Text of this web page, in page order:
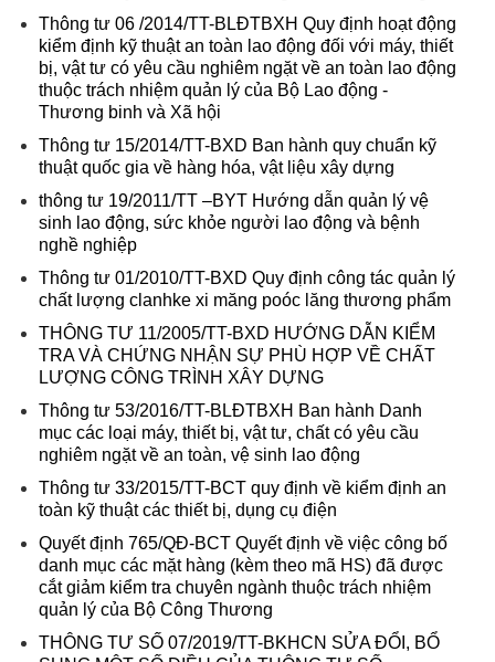
Thông tư 06 /2014/TT-BLĐTBXH Quy định hoạt động
kiểm định kỹ thuật an toàn lao động đối với máy, thiết
bị, vật tư có yêu cầu nghiêm ngặt về an toàn lao động
thuộc trách nhiệm quản lý của Bộ Lao động -
Thương binh và Xã hội
Thông tư 15/2014/TT-BXD Ban hành quy chuẩn kỹ
thuật quốc gia về hàng hóa, vật liệu xây dựng
thông tư 19/2011/TT –BYT Hướng dẫn quản lý vệ
sinh lao động, sức khỏe người lao động và bệnh
nghề nghiệp
Thông tư 01/2010/TT-BXD Quy định công tác quản lý
chất lượng clanhke xi măng poóc lăng thương phẩm
THÔNG TƯ 11/2005/TT-BXD HƯỚNG DẪN KIỂM
TRA VÀ CHỨNG NHẬN SỰ PHÙ HỢP VỀ CHẤT
LƯỢNG CÔNG TRÌNH XÂY DỰNG
Thông tư 53/2016/TT-BLĐTBXH Ban hành Danh
mục các loại máy, thiết bị, vật tư, chất có yêu cầu
nghiêm ngặt về an toàn, vệ sinh lao động
Thông tư 33/2015/TT-BCT quy định về kiểm định an
toàn kỹ thuật các thiết bị, dụng cụ điện
Quyết định 765/QĐ-BCT Quyết định về việc công bố
danh mục các mặt hàng (kèm theo mã HS) đã được
cắt giảm kiểm tra chuyên ngành thuộc trách nhiệm
quản lý của Bộ Công Thương
THÔNG TƯ SỐ 07/2019/TT-BKHCN SỬA ĐỔI, BỔ